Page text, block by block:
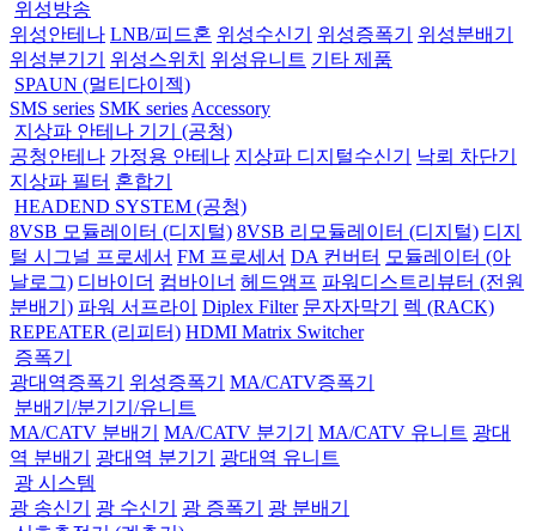
위성방송
위성안테나 LNB/피드혼 위성수신기 위성증폭기
위성분배기
위성분기기
위성스위치 위성유니트 기타 제품
SPAUN (멀티다이젝)
SMS series SMK series Accessory
지상파 안테나 기기 (공청)
공청안테나 가정용 안테나 지상파 디지털수신기
낙뢰 차단기
지상파 필터 혼합기
HEADEND SYSTEM (공청)
8VSB 모듈레이터 (디지털) 8VSB 리모듈레이터 (디지털) 디지
털 시그널 프로세서 FM 프로세서 DA 컨버터 모듈레이터 (아
날로그) 디바이더 컴바이너 헤드앰프 파워디스트리뷰터 (전원
분배기) 파워 서프라이 Diplex Filter 문자자막기
렉 (RACK)
REPEATER (리피터) HDMI Matrix Switcher
증폭기
광대역증폭기
위성증폭기
MA/CATV증폭기
분배기/분기기/유니트
MA/CATV 분배기
MA/CATV 분기기 MA/CATV 유니트 광대
역 분배기
광대역 분기기
광대역 유니트
광 시스템
광 송신기
광 수신기 광 증폭기
광 분배기